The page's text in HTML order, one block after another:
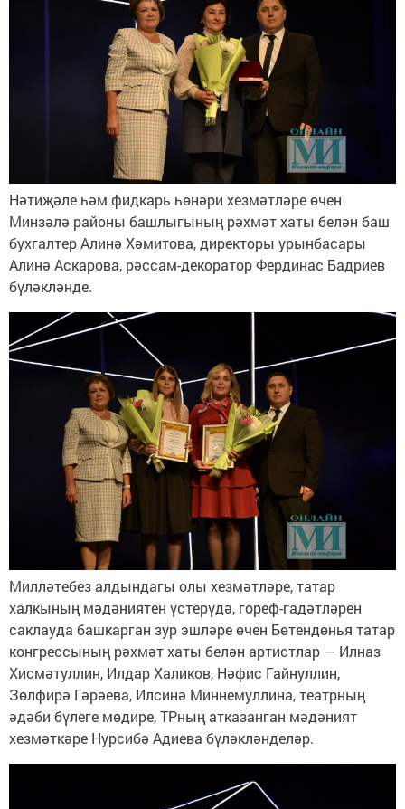
Нәтиҗәле һәм фидкарь һөнәри хезмәтләре өчен
Минзәлә районы башлыгының рәхмәт хаты белән баш
бухгалтер Алинә Хәмитова, директоры урынбасары
Алинә Аскарова, рәссам-декоратор Фердинас Бадриев
бүләкләнде.
Милләтебез алдындагы олы хезмәтләре, татар
халкының мәдәниятен үстерүдә, гореф-гадәтләрен
саклауда башкарган зур эшләре өчен Бөтендөнья татар
конгрессының рәхмәт хаты белән артистлар — Илназ
Хисмәтуллин, Илдар Халиков, Нәфис Гайнуллин,
Зөлфирә Гәрәева, Илсинә Миннемуллина, театрның
әдәби бүлеге мөдире, ТРның атказанган мәдәният
хезмәткәре Нурсибә Адиева бүләкләнделәр.